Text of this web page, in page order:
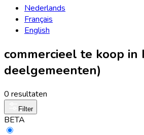
Nederlands
Français
English
commercieel te koop in
deelgemeenten)
0 resultaten
Filter
BETA